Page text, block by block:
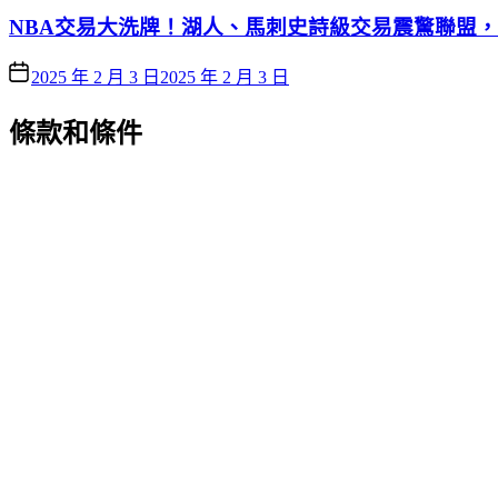
NBA交易大洗牌！湖人、馬刺史詩級交易震驚聯盟
2025 年 2 月 3 日 2025 年 2 月 3 日
條款和條件